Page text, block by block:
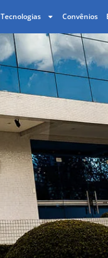
Convênios